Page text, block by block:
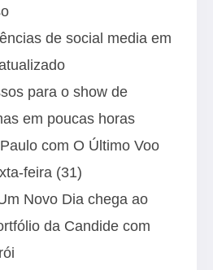
de social media em
para o show de
em poucas horas
com O Último Voo
feira (31)
Novo Dia chega ao
da Candide com